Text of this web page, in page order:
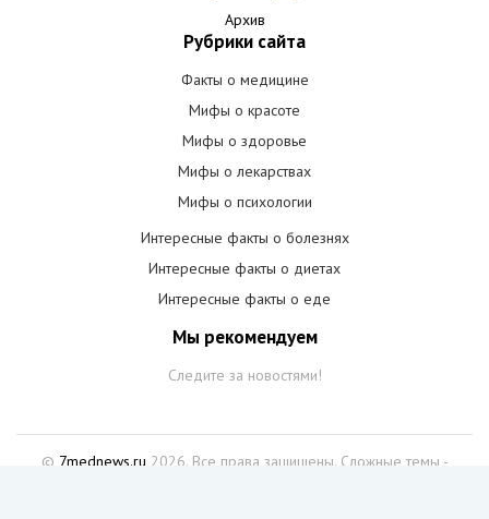
Архив
Рубрики сайта
Факты о медицине
Мифы о красоте
Мифы о здоровье
Мифы о лекарствах
Мифы о психологии
Интересные факты о болезнях
Интересные факты о диетах
Интересные факты о еде
Мы рекомендуем
Следите за новостями!
© 7mednews.ru 2026. Все права защищены. Сложные темы -